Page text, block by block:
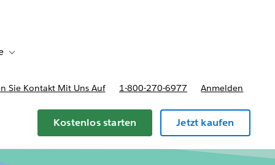
Toggle sub-navigation for Bereitstellungsoptionen und Preise
Sie Kontakt Mit Uns Auf 1-800-270-6977 Anmelden
Kostenlos starten Jetzt kaufen